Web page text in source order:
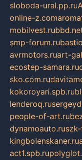
sloboda-ural.pp.ru
online-z.com
mobilvest.ru
smp-forum.ru
avrmotors.ruart-
ecostep-samara.ru
sko.com.ru
kokoroyari.spb.ru
lenderoq.ru
people-of-art.ru
dynamoauto.ru
kingbolenskaner.ru
act1.spb.ru